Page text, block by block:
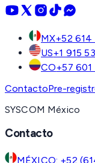
MX+52 614
US+1 915
CO+57
ContactoPre-
SYSCOM México
Contacto
MÉXICO: +52